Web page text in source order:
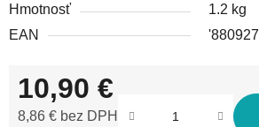
Hmotnosť
1.2 kg
EAN
10,90 €
8,86 € bez DPH